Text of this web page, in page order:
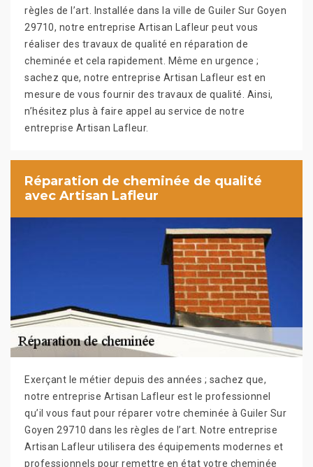
règles de l’art. Installée dans la ville de Guiler Sur Goyen
29710, notre entreprise Artisan Lafleur peut vous
réaliser des travaux de qualité en réparation de
cheminée et cela rapidement. Même en urgence ;
sachez que, notre entreprise Artisan Lafleur est en
mesure de vous fournir des travaux de qualité. Ainsi,
n’hésitez plus à faire appel au service de notre
entreprise Artisan Lafleur.
Réparation de cheminée de qualité
avec Artisan Lafleur
Exerçant le métier depuis des années ; sachez que,
notre entreprise Artisan Lafleur est le professionnel
qu’il vous faut pour réparer votre cheminée à Guiler Sur
Goyen 29710 dans les règles de l’art. Notre entreprise
Artisan Lafleur utilisera des équipements modernes et
professionnels pour remettre en état votre cheminée